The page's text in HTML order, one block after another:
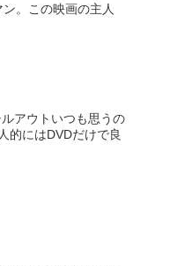
。この映画の主人
アウトいつも思うの
的にはDVDだけで良